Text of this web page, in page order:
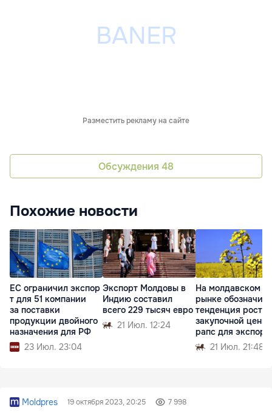
Разместить рекламу на сайте
Обсуждения 48
Похожие новости
ЕС ограничил экспор
т для 51 компании
за поставки
продукции двойного
назначения для РФ
23 Июл. 23:04
Экспорт Молдовы в
Индию составил
всего 229 тысяч евро
21 Июл. 12:24
На молдавском
рынке
тенденция роста
закупочной цены
рапс для
21 Июл. 21:48
Moldpres 19 октября 2023, 20:25 7 998